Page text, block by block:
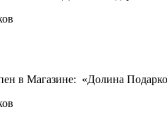
в Магазине: «Долина